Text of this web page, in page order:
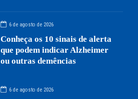
6 de agosto de 2026
Conheça os 10 sinais de alerta
que podem indicar Alzheimer
ou outras demências
6 de agosto de 2026